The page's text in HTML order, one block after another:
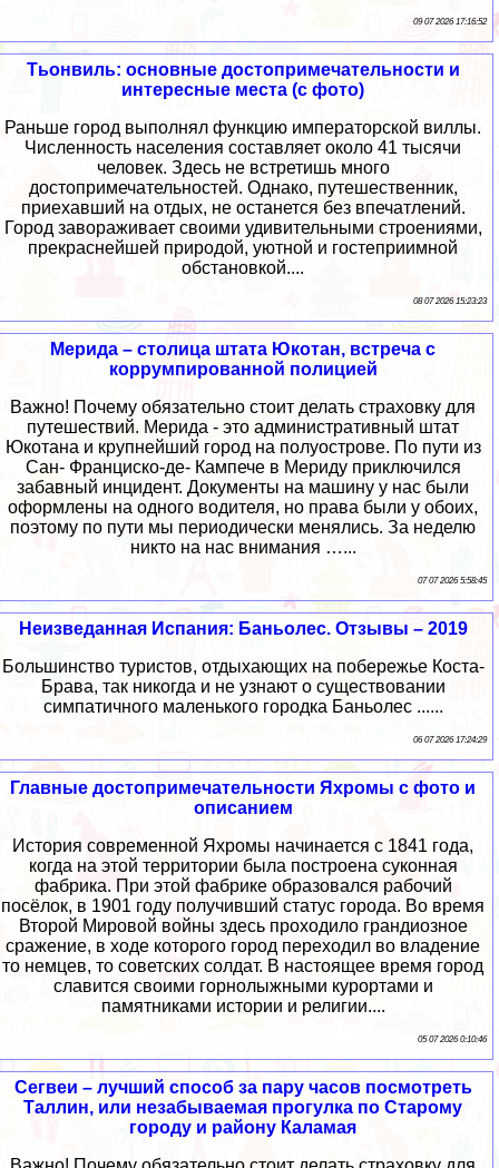
09 07 2026 17:16:52
Тьонвиль: основные достопримечательности и
интересные места (с фото)
Раньше город выполнял функцию императорской виллы.
Численность населения составляет около 41 тысячи
человек. Здесь не встретишь много
достопримечательностей. Однако, путешественник,
приехавший на отдых, не останется без впечатлений.
Город завораживает своими удивительными строениями,
прекраснейшей природой, уютной и гостеприимной
обстановкой....
08 07 2026 15:23:23
Мерида – столица штата Юкотан, встреча с
коррумпированной полицией
Важно! Почему обязательно стоит делать страховку для
путешествий. Мерида - это административный штат
Юкотана и крупнейший город на полуострове. По пути из
Сан- Франциско-де- Кампече в Мериду приключился
забавный инцидент. Документы на машину у нас были
оформлены на одного водителя, но права были у обоих,
поэтому по пути мы периодически менялись. За неделю
никто на нас внимания …...
07 07 2026 5:58:45
Неизведанная Испания: Баньолес. Отзывы – 2019
Большинство туристов, отдыхающих на побережье Коста-
Брава, так никогда и не узнают о существовании
симпатичного маленького городка Баньолес ......
06 07 2026 17:24:29
Главные достопримечательности Яхромы с фото и
описанием
История современной Яхромы начинается с 1841 года,
когда на этой территории была построена суконная
фабрика. При этой фабрике образовался рабочий
посёлок, в 1901 году получивший статус города. Во время
Второй Мировой войны здесь проходило грандиозное
сражение, в ходе которого город переходил во владение
то немцев, то советских солдат. В настоящее время город
славится своими горнолыжными курортами и
памятниками истории и религии....
05 07 2026 0:10:46
Сегвеи – лучший способ за пару часов посмотреть
Таллин, или незабываемая прогулка по Старому
городу и району Каламая